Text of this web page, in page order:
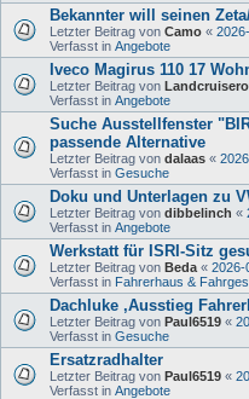
Bekannter will seinen
Letzter Beitrag von Camo «
Verfasst in Angebote
Iveco Magirus 110 17
Letzter Beitrag von
Verfasst in Angebote
Suche Ausstellfenster
passende Alternative
Letzter Beitrag von dalaas «
Verfasst in Gesuche
Doku und Unterlagen zu
Letzter Beitrag von dibbelinch «
Verfasst in Angebote
Werkstatt für ISRI-Sitz
Letzter Beitrag von Beda « 2026-
Verfasst in Fahrerhaus &
Dachluke ,Ausstieg
Letzter Beitrag von Paul6519 «
Verfasst in Gesuche
Ersatzradhalter
Letzter Beitrag von Paul6519 «
Verfasst in Angebote